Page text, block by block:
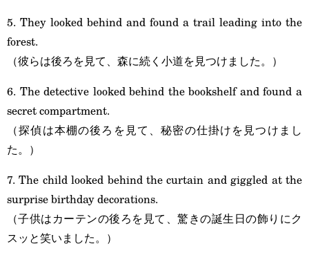
5. They looked behind and found a trail leading into the
forest.
（彼らは後ろを見て、森に続く小道を見つけました。）
6. The detective looked behind the bookshelf and found a
secret compartment.
（探偵は本棚の後ろを見て、秘密の仕掛けを見つけまし
た。）
7. The child looked behind the curtain and giggled at the
surprise birthday decorations.
（子供はカーテンの後ろを見て、驚きの誕生日の飾りにク
スッと笑いました。）